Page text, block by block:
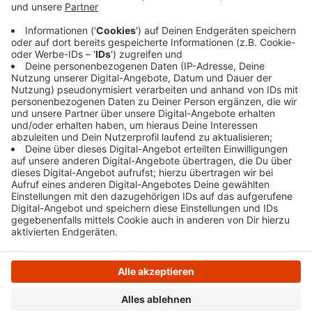
Fahrzeug eingeklemmt und verletzte sich bei dem
Einsatzkräfte das Auto öffnen und die Frau
befreien. Sie kam zur Behandlung ins Krankenhaus.
Veröffentlicht: Mittwoch, 03.01.2024 06:00
Anzeige
Anzeige